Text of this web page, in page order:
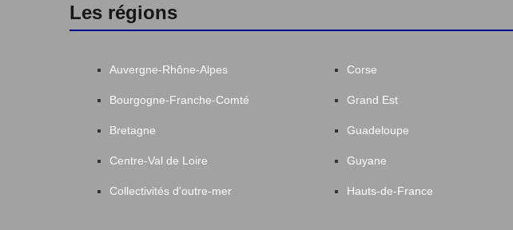
Les régions
Auvergne-Rhône-Alpes
Bourgogne-Franche-Comté
Bretagne
Centre-Val de Loire
Collectivités d'outre-mer
Corse
Grand Est
Guadeloupe
Guyane
Hauts-de-France